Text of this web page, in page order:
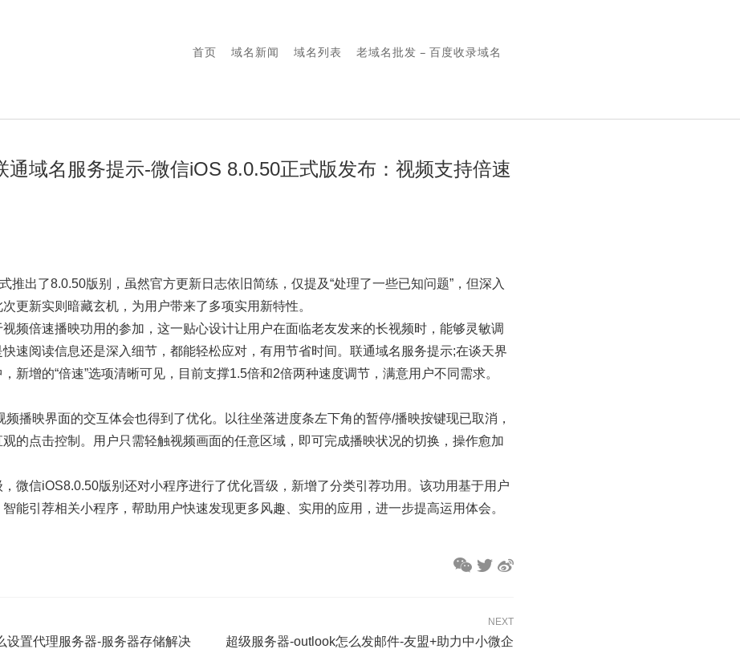
首页 域名新闻 域名列表 老域名批发 – 百度收录域名
通域名服务提示-微信iOS 8.0.50正式版发布：视频支持倍速
推出了8.0.50版别，虽然官方更新日志依旧简练，仅提及“处理了一些已知问题”，但深入
更新实则暗藏玄机，为用户带来了多项实用新特性。
频倍速播映功用的参加，这一贴心设计让用户在面临老友发来的长视频时，能够灵敏调
速阅读信息还是深入细节，都能轻松应对，有用节省时间。联通域名服务提示;在谈天界
新增的“倍速”选项清晰可见，目前支撑1.5倍和2倍两种速度调节，满意用户不同需求。
频播映界面的交互体会也得到了优化。以往坐落进度条左下角的暂停/播映按键现已取消，
的点击控制。用户只需轻触视频画面的任意区域，即可完成播映状况的切换，操作愈加
微信iOS8.0.50版别还对小程序进行了优化晋级，新增了分类引荐功用。该功用基于用户
能引荐相关小程序，帮助用户快速发现更多风趣、实用的应用，进一步提高运用体会。
设置代理服务器-服务器存储解决
NEXT
超级服务器-outlook怎么发邮件-友盟+助力中小微企